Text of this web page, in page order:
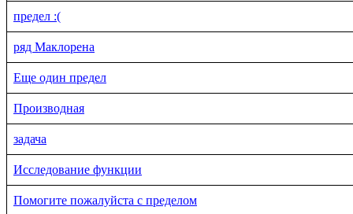
предел :(
ряд Маклорена
Еще один предел
Производная
задача
Исследование функции
Помогите пожалуйста с пределом